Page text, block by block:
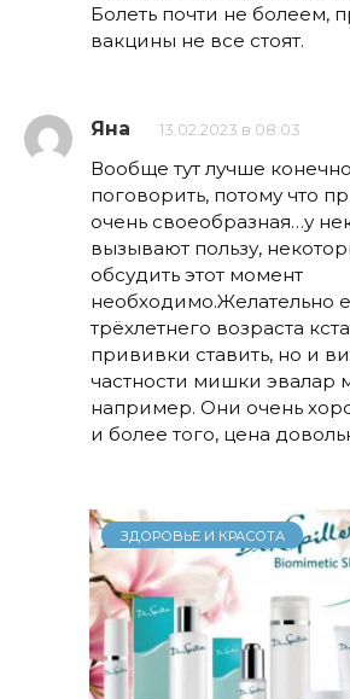
Болеть почти не болеем,
вакцины не все стоят.
Яна 13.02.2023 в 08:03
Вообще тут лучше
поговорить, потому что
очень своеобразная…у
вызывают пользу,
обсудить этот момент
необходимо.Желательно
трёхлетнего возраста
прививки ставить, но и
частности мишки эвалар
например. Они очень
и более того, цена
ЗДОРОВЬЕ И КРАСОТА